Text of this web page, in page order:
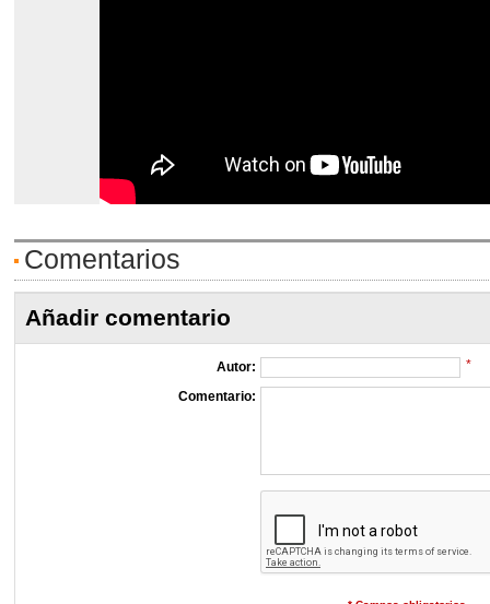
Comentarios
Añadir comentario
Autor: *
Comentario: